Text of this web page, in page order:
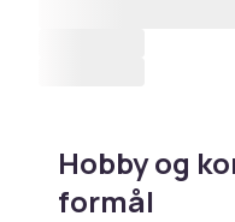
Hobby og
formål